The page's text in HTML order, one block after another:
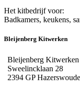
Het kitbedrijf voor:
Badkamers, keukens,
Bleijenberg Kitwerken
Bleijenberg Kitwerken
Sweelincklaan 28
2394 GP